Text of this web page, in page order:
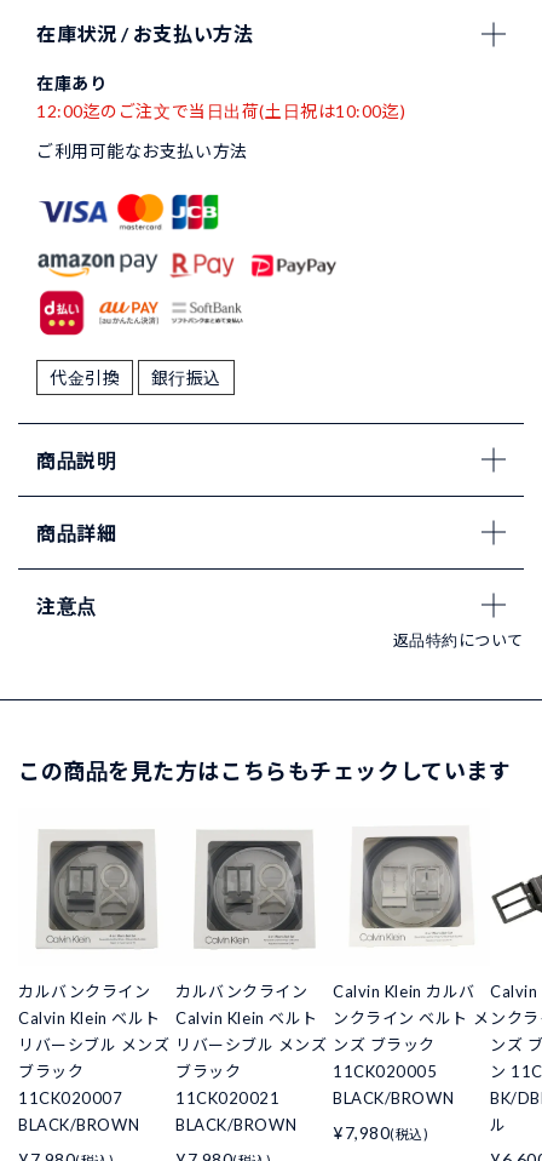
在庫状況 / お支払い方法
在庫あり
12:00迄のご注文で当日出荷(土日祝は10:00迄)
ご利用可能なお支払い方法
代金引換 銀行振込
商品説明
商品詳細
注意点
返品特約について
この商品を見た方はこちらもチェックしています
カルバンクライン
Calvin Klein ベルト
リバーシブル メンズ
ブラック
11CK020007
BLACK/BROWN
カルバンクライン
Calvin Klein ベルト
リバーシブル メンズ
ブラック
11CK020021
BLACK/BROWN
Calvin Klein カルバ
ンクライン ベルト メ
ンズ ブラック
11CK020005
BLACK/BROWN
¥7,980(税込)
Calvin
ンク
ンズ
ン
BK/
ル